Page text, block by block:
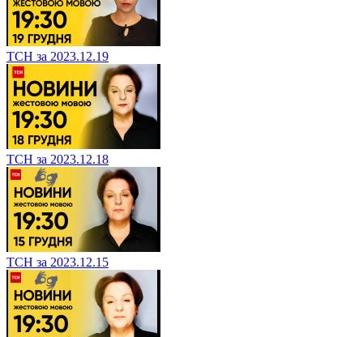
ТСН за 2023.12.19
ТСН за 2023.12.18
ТСН за 2023.12.15